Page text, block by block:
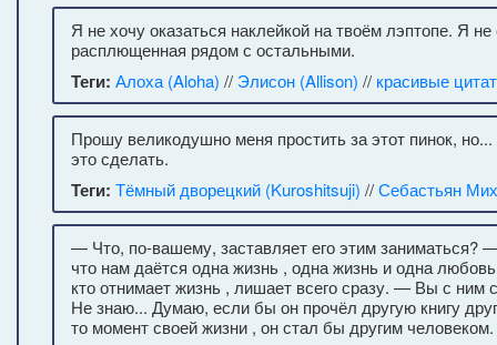
Я не хочу оказаться наклейкой на твоём лэптопе. Я
расплющенная рядом с остальными.
Теги: Алоха (Aloha) // Элисон (Allison) // красивые
Прошу великодушно меня простить за этот пинок,
это сделать.
Теги: Тёмный дворецкий (Kuroshitsuji) //Себастьян
— Что, по-вашему, заставляет его этим заниматься?
что нам даётся одна жизнь , одна жизнь и одна
кто отнимает жизнь , лишает всего сразу. — Вы с ним
Не знаю... Думаю, если бы он прочёл другую книгу
то момент своей жизни , он стал бы другим человеком.